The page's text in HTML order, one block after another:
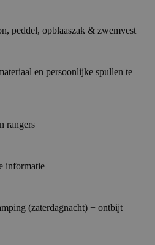
peddel, opblaaszak & zwemvest
en persoonlijke spullen te
rangers
informatie
(zaterdagnacht) + ontbijt